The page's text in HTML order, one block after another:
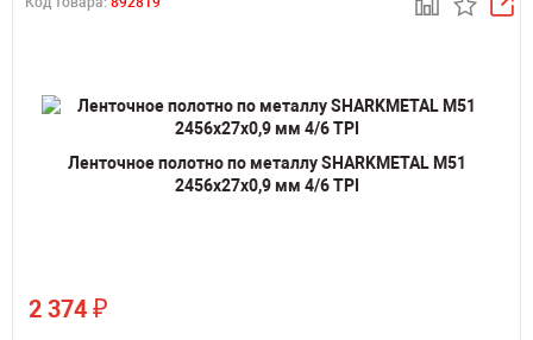
Ленточное полотно по металлу SHARKMETAL M51
2456х27х0,9 мм 4/6 TPI
2 374 ₽